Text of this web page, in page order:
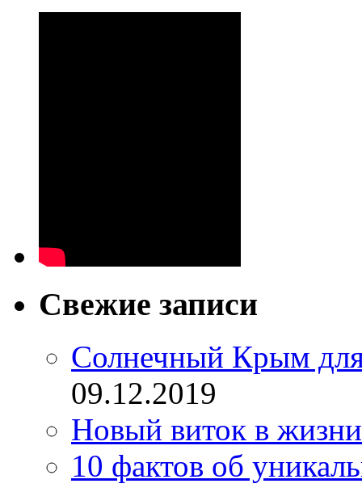
Свежие записи
Солнечный Крым
09.12.2019
Новый виток в жизни
10 фактов об